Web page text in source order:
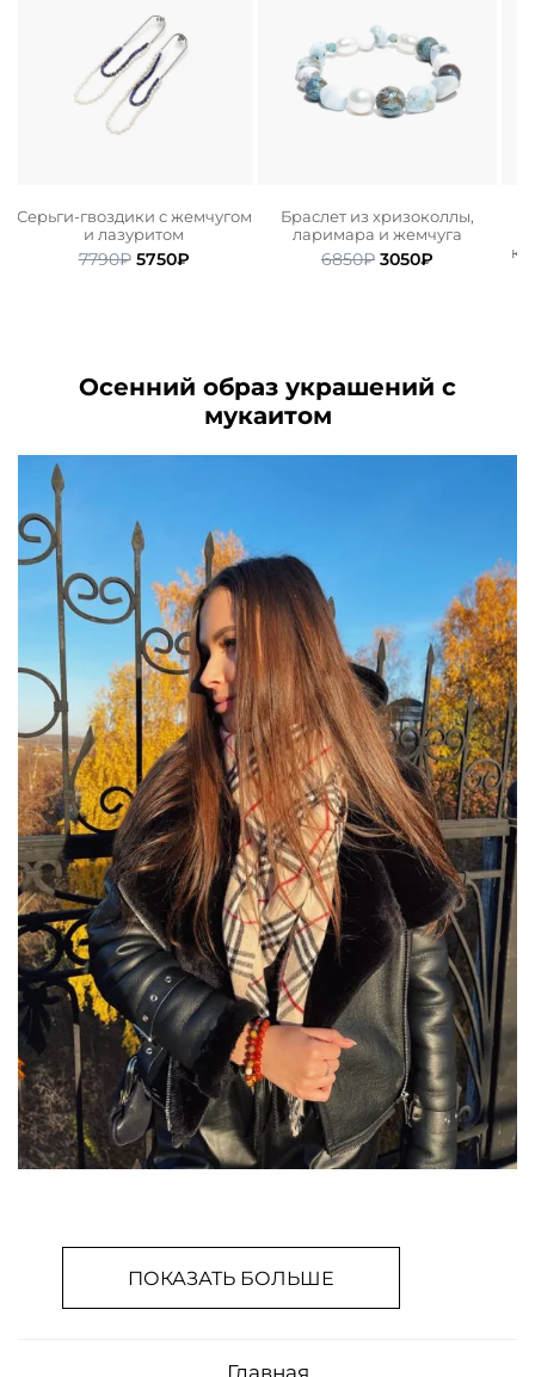
Серьги-гвоздики с жемчугом
и лазуритом
7790₽ Первоначальная
5750₽Текущая
Браслет из хризоколлы,
ларимара и жемчуга
6850₽ Первоначальная
3050₽
Осенний образ украшений с
мукаитом
ПОКАЗАТЬ БОЛЬШЕ
Главная